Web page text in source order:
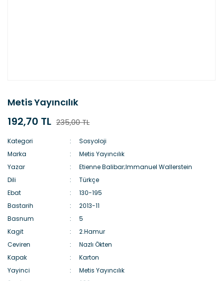
Metis Yayıncılık
192,70 TL 235,00 TL
Kategori
Sosyoloji
Marka
Metis Yayıncılık
Yazar
Etienne Balibar;Immanuel Wallerstein
Dili
Türkçe
Ebat
130-195
Bastarih
2013-11
Basnum
5
Kagit
2.Hamur
Ceviren
Nazlı Ökten
Kapak
Karton
Yayinci
Metis Yayıncılık